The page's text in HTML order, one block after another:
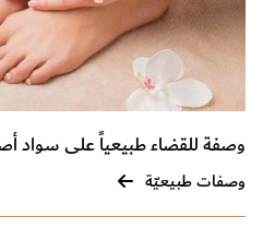
وصفة للقضاء طبيعياً على سواد
وصفات طبيعيّة